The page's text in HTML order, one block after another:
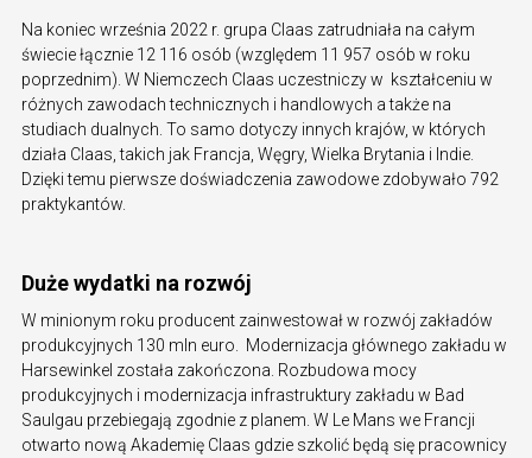
Na koniec września 2022 r. grupa Claas zatrudniała na całym
świecie łącznie 12 116 osób (względem 11 957 osób w roku
poprzednim). W Niemczech Claas uczestniczy w kształceniu w
różnych zawodach technicznych i handlowych a także na
studiach dualnych. To samo dotyczy innych krajów, w których
działa Claas, takich jak Francja, Węgry, Wielka Brytania i Indie.
Dzięki temu pierwsze doświadczenia zawodowe zdobywało 792
praktykantów.
Duże wydatki na rozwój
W minionym roku producent zainwestował w rozwój zakładów
produkcyjnych 130 mln euro. Modernizacja głównego zakładu w
Harsewinkel została zakończona. Rozbudowa mocy
produkcyjnych i modernizacja infrastruktury zakładu w Bad
Saulgau przebiegają zgodnie z planem. W Le Mans we Francji
otwarto nową Akademię Claas gdzie szkolić będą się pracownicy